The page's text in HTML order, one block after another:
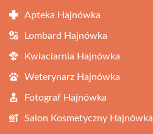
Apteka Hajnówka
Lombard Hajnówka
Kwiaciarnia Hajnówka
Weterynarz Hajnówka
Fotograf Hajnówka
Salon Kosmetyczny Hajnówka